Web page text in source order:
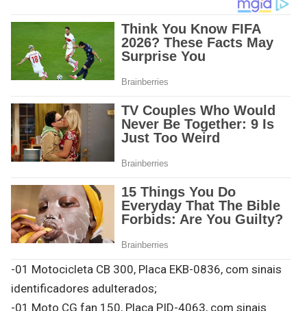
-01 Motocicleta CB 300, Placa EKB-0836, com sinais
identificadores adulterados;
-01 Moto CG fan 150, Placa PID-4063, com sinais